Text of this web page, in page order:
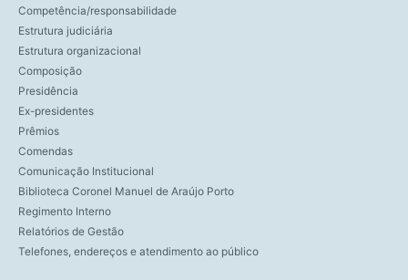
Competência/responsabilidade
Estrutura judiciária
Estrutura organizacional
Composição
Presidência
Ex-presidentes
Prêmios
Comendas
Comunicação Institucional
Biblioteca Coronel Manuel de Araújo Porto
Regimento Interno
Relatórios de Gestão
Telefones, endereços e atendimento ao público